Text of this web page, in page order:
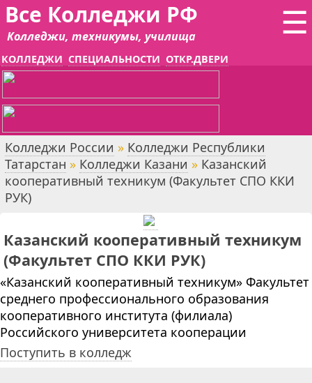
☰
Все Колледжи РФ
Колледжи, техникумы, училища
КОЛЛЕДЖИ СПЕЦИАЛЬНОСТИ ОТКР.ДВЕРИ
Колледжи России » Колледжи Республики
Татарстан » Колледжи Казани » Казанский
кооперативный техникум (Факультет СПО ККИ
РУК)
Казанский кооперативный техникум
(Факультет СПО ККИ РУК)
«Казанский кооперативный техникум» Факультет
среднего профессионального образования
кооперативного института (филиала)
Российского университета кооперации
Поступить в колледж